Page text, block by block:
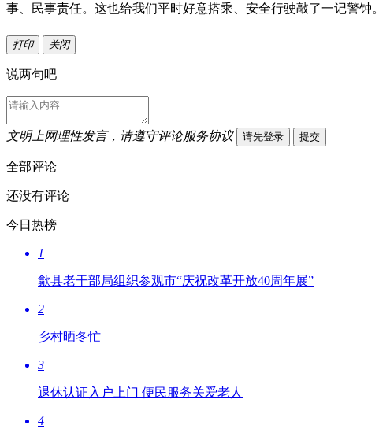
事、民事责任。这也给我们平时好意搭乘、安全行驶敲了一记警钟。
打印 关闭
说两句吧
文明上网理性发言，请遵守评论服务协议 请先登录 提交
全部评论
还没有评论
今日热榜
1
歙县老干部局组织参观市“庆祝改革开放40周年展”
2
乡村晒冬忙
3
退休认证入户上门 便民服务关爱老人
4